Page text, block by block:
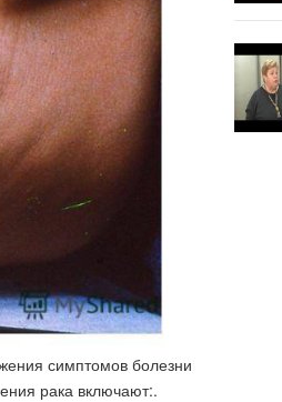
симптомов болезни
рака включают:.